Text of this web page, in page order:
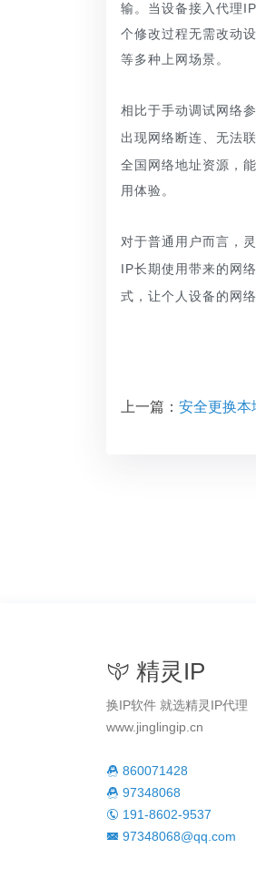
输。当设备接入代理
个修改过程无需改动
等多种上网场景。
相比于手动调试网络
出现网络断连、无法
全国网络地址资源，
用体验。
对于普通用户而言，
IP长期使用带来的网
式，让个人设备的网
上一篇： 安全更换本
精灵IP
换IP软件 就选精灵IP代理
www.jinglingip.cn
860071428
97348068
191-8602-9537
97348068@qq.com